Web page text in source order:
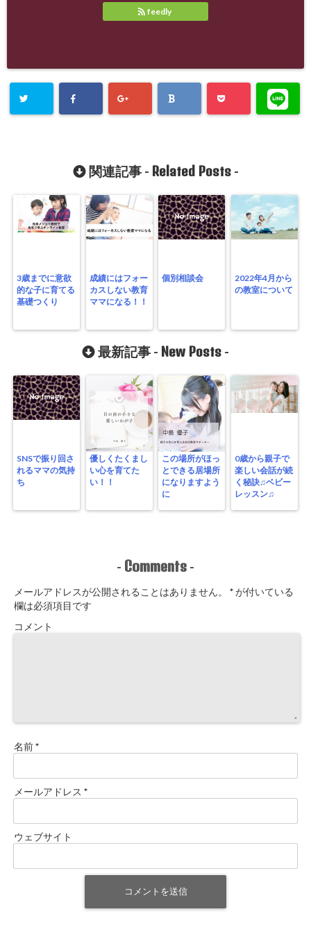
feedly
関連記事 - Related Posts-
3歳までに意欲
的な子に育てる
基礎つくり
成績にはフォー
カスしない教育
ママになる！！
個別相談会
2022年4月から
の教室について
最新記事 - New Posts -
SNSで振り回さ
れるママの気持
ち
優しくたくまし
い心を育てた
い！！
この場所がほっ
とできる居場所
になりますよう
に
0歳から親子で
楽しい会話が続
く秘訣♫ベビー
レッスン♫
- Comments -
メールアドレスが公開されることはありません。 *が付いている
欄は必須項目です
コメント
名前*
メールアドレス *
ウェブサイト